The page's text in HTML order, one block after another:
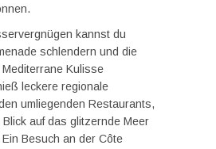
kannst du
schlendern und die
Kulisse
leckere regionale
umliegenden Restaurants,
auf das glitzernde Meer
Besuch an der Côte